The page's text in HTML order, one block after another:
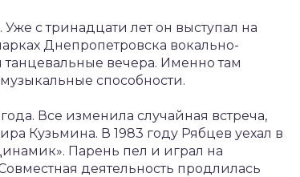
с тринадцати лет он выступал на
Днепропетровска вокально-
вечера. Именно там
способности.
Все изменила случайная встреча,
Кузьмина. В 1983 году Рябцев уехал в
Парень пел и играл на
деятельность продлилась